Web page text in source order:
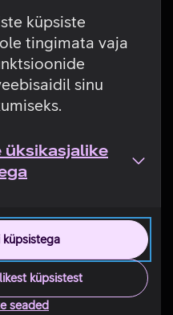
küpsiste
tingimata vaja
sinu
üksikasjalike
küpsistest
seaded
viga